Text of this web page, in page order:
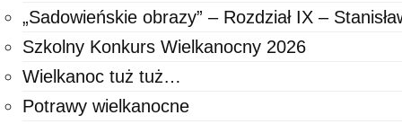
„Sadowieńskie obrazy” – Rozdział IX –
Szkolny Konkurs Wielkanocny 2026
Wielkanoc tuż tuż…
Potrawy wielkanocne